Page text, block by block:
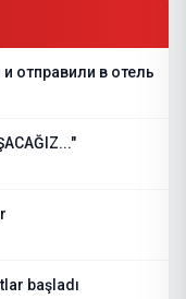
отправили в отель
başladı